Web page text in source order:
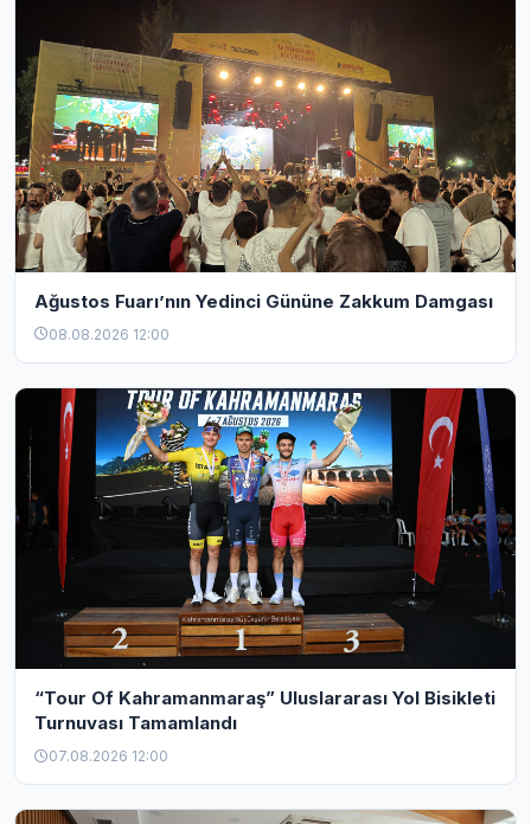
Ağustos Fuarı’nın Yedinci Gününe Zakkum Damgası
08.08.2026 12:00
“Tour Of Kahramanmaraş” Uluslararası Yol Bisikleti
Turnuvası Tamamlandı
07.08.2026 12:00